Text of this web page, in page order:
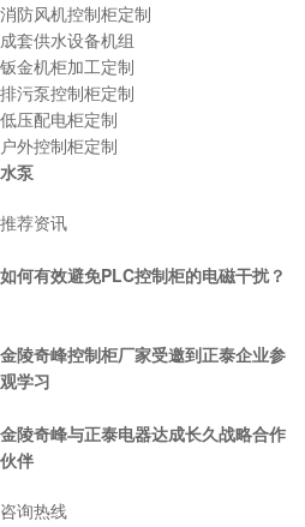
消防风机控制柜定制
成套供水设备机组
钣金机柜加工定制
排污泵控制柜定制
低压配电柜定制
户外控制柜定制
水泵
推荐资讯
消防电气控制设备，金陵奇峰带消防证
书厂家
如何有效避免PLC控制柜的电磁干扰？
金陵奇峰控制柜厂家受邀到正泰企业参
观学习
金陵奇峰与正泰电器达成长久战略合作
伙伴
金陵奇峰南京plc柜生产厂家
咨询热线